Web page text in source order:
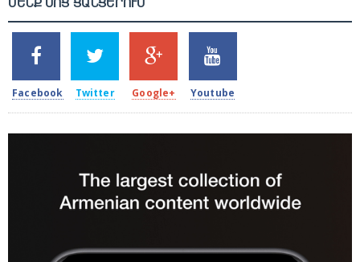
ՄԵՆՔ ՍՈՑ ՑԱՆՑԵՐՈՒՄ
2k
SHARES
Facebook
1.5k
TWEETS
Twitter
203
SHARES
Google+
620
SHARES
Youtube